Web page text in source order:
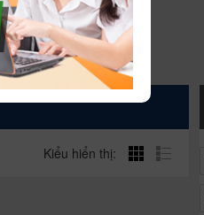
Kiểu hiển thị: